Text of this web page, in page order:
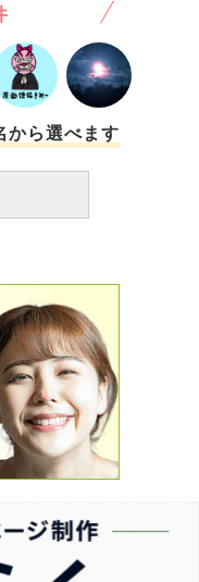
うと、『お姉ちゃんに
した。 私だけ父親
たときにも言われ、ず
全く伝わっていなく、
ているのに、姉にも言
ました。 そして
理由が『中絶を自分
経験した臨月の妊婦に
わっていない気がし
には言わず、私だ
で苦しいです 。 そ
、聞いたら母親は解
いながら聞いていまし
付き、とても悔しく
ら選べます